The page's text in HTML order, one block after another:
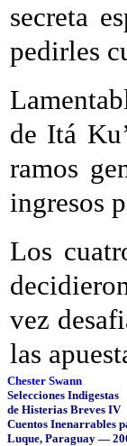
secreta
pedirles
de Itá
ramos
ingresos
Los
vez
las
Chester Swann
Selecciones Indigestas
de Histerias Breves IV
Cuentos Inenarrables
Luque, Paraguay —